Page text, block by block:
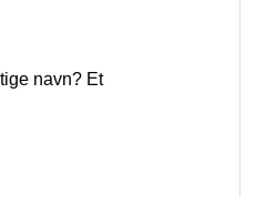
navn? Et